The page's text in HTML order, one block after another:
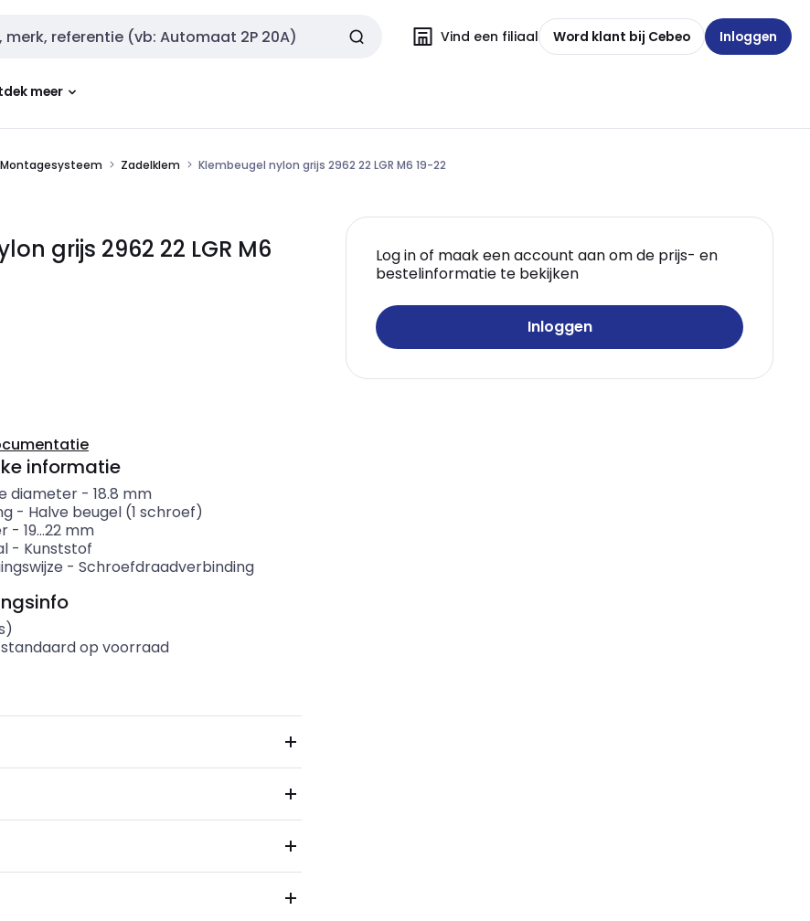
Vind een filiaal Word klant bij Cebeo Inloggen
meer
Montagesysteem Zadelklem Klembeugel nylon grijs 2962 22 LGR M6 19-22
grijs 2962 22 LGR M6
Log in of maak een account aan om de prijs- en
bestelinformatie te bekijken
Inloggen
informatie
diameter- 18.8 mm
- Halve beugel (1 schroef)
- 19...22 mm
- Kunststof
- Schroefdraadverbinding
op voorraad